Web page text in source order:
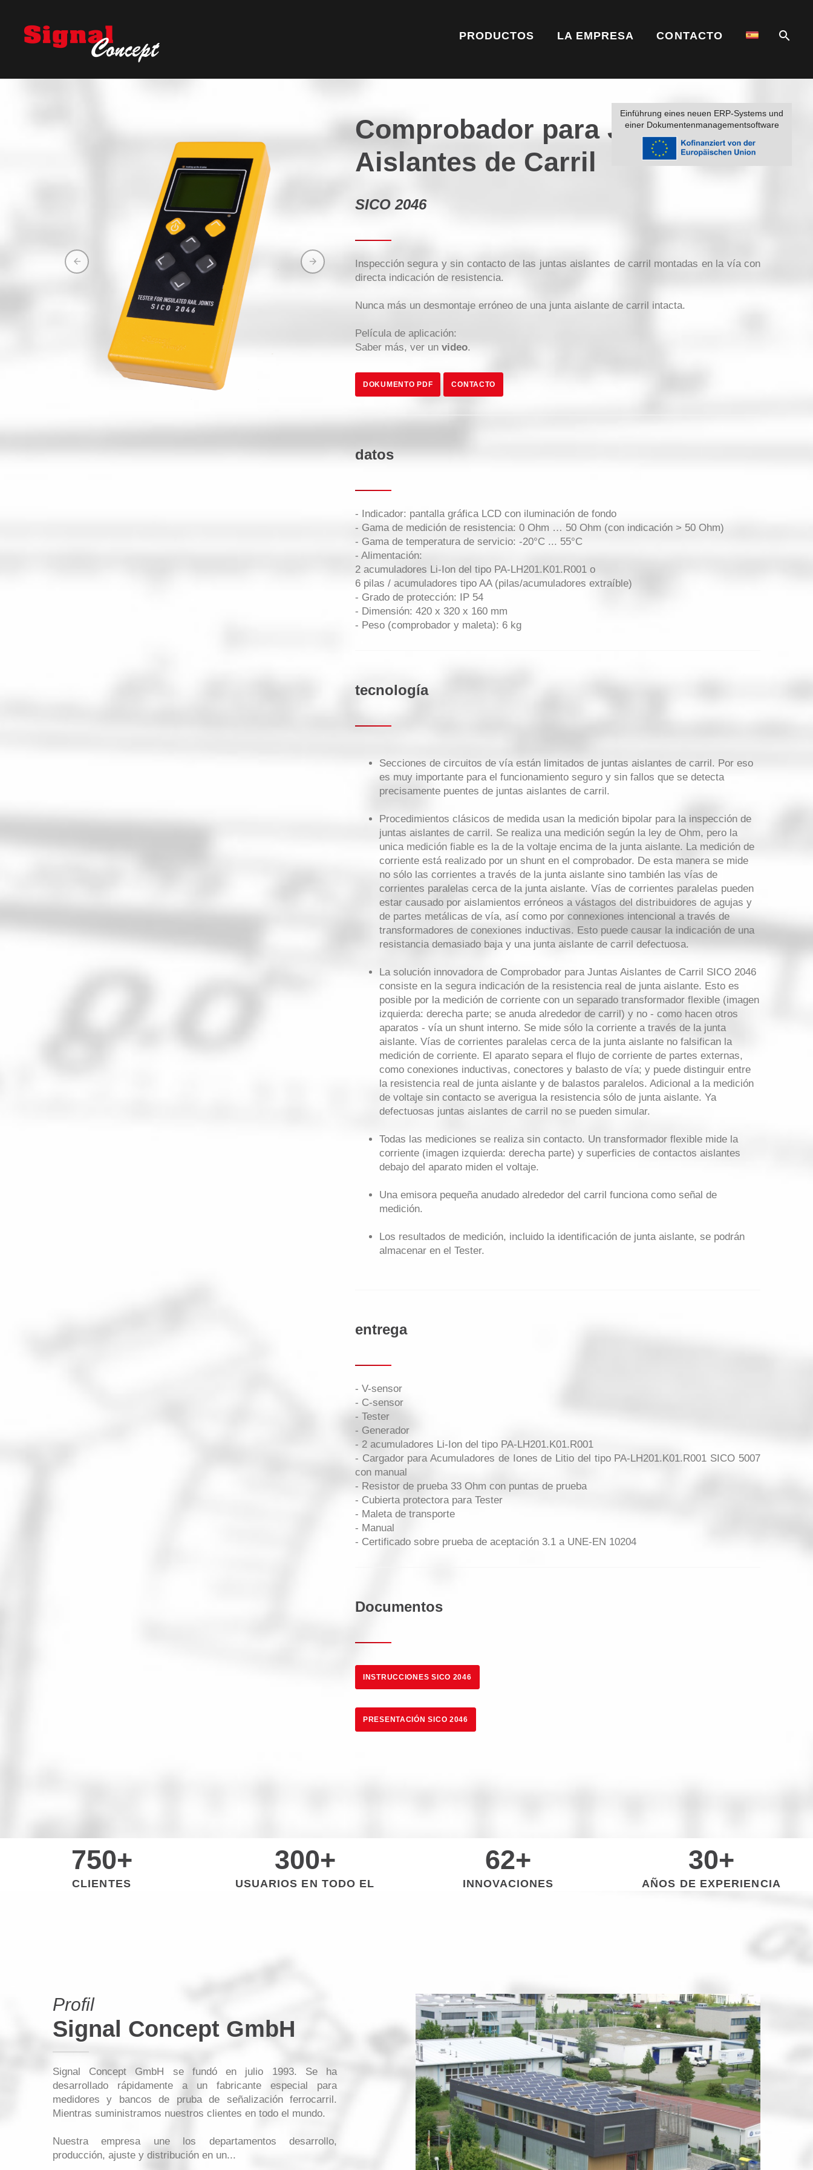
PRODUCTOS LA EMPRESA CONTACTO
Einführung eines neuen ERP-Systems und
einer Dokumentenmanagementsoftware
Comprobador para Juntas
Aislantes de Carril
SICO 2046
Inspección segura y sin contacto de las juntas aislantes de carril montadas en la vía con
directa indicación de resistencia.
Nunca más un desmontaje erróneo de una junta aislante de carril intacta.
Película de aplicación:
Saber más, ver un video.
DOKUMENTO PDF CONTACTO
datos
- Indicador: pantalla gráfica LCD con iluminación de fondo
- Gama de medición de resistencia: 0 Ohm … 50 Ohm (con indicación > 50 Ohm)
- Gama de temperatura de servicio: -20°C ... 55°C
- Alimentación:
2 acumuladores Li-Ion del tipo PA-LH201.K01.R001 o
6 pilas / acumuladores tipo AA (pilas/acumuladores extraíble)
- Grado de protección: IP 54
- Dimensión: 420 x 320 x 160 mm
- Peso (comprobador y maleta): 6 kg
tecnología
Secciones de circuitos de vía están limitados de juntas aislantes de carril. Por eso
es muy importante para el funcionamiento seguro y sin fallos que se detecta
precisamente puentes de juntas aislantes de carril.
Procedimientos clásicos de medida usan la medición bipolar para la inspección de
juntas aislantes de carril. Se realiza una medición según la ley de Ohm, pero la
unica medición fiable es la de la voltaje encima de la junta aislante. La medición de
corriente está realizado por un shunt en el comprobador. De esta manera se mide
no sólo las corrientes a través de la junta aislante sino también las vías de
corrientes paralelas cerca de la junta aislante. Vías de corrientes paralelas pueden
estar causado por aislamientos erróneos a vástagos del distribuidores de agujas y
de partes metálicas de vía, así como por connexiones intencional a través de
transformadores de conexiones inductivas. Esto puede causar la indicación de una
resistancia demasiado baja y una junta aislante de carril defectuosa.
La solución innovadora de Comprobador para Juntas Aislantes de Carril SICO 2046
consiste en la segura indicación de la resistencia real de junta aislante. Esto es
posible por la medición de corriente con un separado transformador flexible (imagen
izquierda: derecha parte; se anuda alrededor de carril) y no - como hacen otros
aparatos - vía un shunt interno. Se mide sólo la corriente a través de la junta
aislante. Vías de corrientes paralelas cerca de la junta aislante no falsifican la
medición de corriente. El aparato separa el flujo de corriente de partes externas,
como conexiones inductivas, conectores y balasto de vía; y puede distinguir entre
la resistencia real de junta aislante y de balastos paralelos. Adicional a la medición
de voltaje sin contacto se averigua la resistencia sólo de junta aislante. Ya
defectuosas juntas aislantes de carril no se pueden simular.
Todas las mediciones se realiza sin contacto. Un transformador flexible mide la
corriente (imagen izquierda: derecha parte) y superficies de contactos aislantes
debajo del aparato miden el voltaje.
Una emisora pequeña anudado alrededor del carril funciona como señal de
medición.
Los resultados de medición, incluido la identificación de junta aislante, se podrán
almacenar en el Tester.
entrega
- V-sensor
- C-sensor
- Tester
- Generador
- 2 acumuladores Li-Ion del tipo PA-LH201.K01.R001
- Cargador para Acumuladores de Iones de Litio del tipo PA-LH201.K01.R001 SICO 5007
con manual
- Resistor de prueba 33 Ohm con puntas de prueba
- Cubierta protectora para Tester
- Maleta de transporte
- Manual
- Certificado sobre prueba de aceptación 3.1 a UNE-EN 10204
Documentos
INSTRUCCIONES SICO 2046
PRESENTACIÓN SICO 2046
750+
CLIENTES
300+
USUARIOS EN TODO EL
62+
INNOVACIONES
30+
AÑOS DE EXPERIENCIA
Profil
Signal Concept GmbH
Signal Concept GmbH se fundó en julio 1993. Se ha
desarrollado rápidamente a un fabricante especial para
medidores y bancos de pruba de señalización ferrocarril.
Mientras suministramos nuestros clientes en todo el mundo.
Nuestra empresa une los departamentos desarrollo,
producción, ajuste y distribución en un...